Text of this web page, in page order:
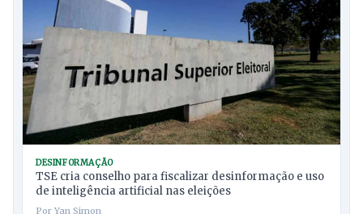
DESINFORMAÇÃO
TSE cria conselho para fiscalizar desinformação e uso
de inteligência artificial nas eleições
Por Yan Simon